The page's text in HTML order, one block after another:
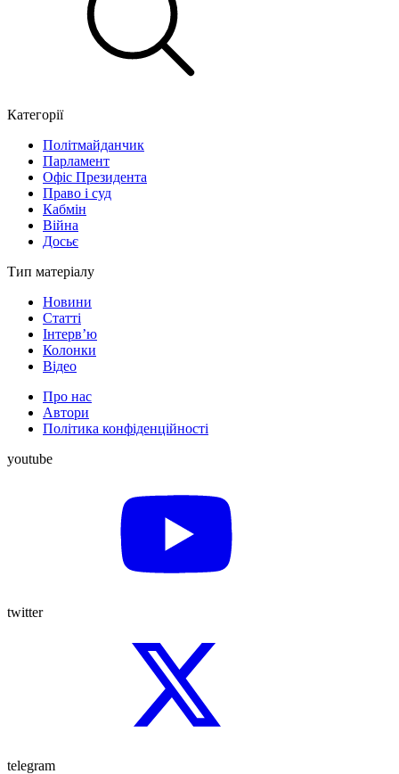
Категорії
Політмайданчик
Парламент
Офіс Президента
Право і суд
Кабмін
Війна
Досьє
Тип матеріалу
Новини
Статті
Інтерв’ю
Колонки
Відео
Про нас
Автори
Політика конфіденційності
youtube
twitter
telegram